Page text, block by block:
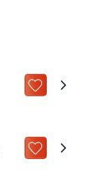
ZU „MEINE
ZU „MEINE